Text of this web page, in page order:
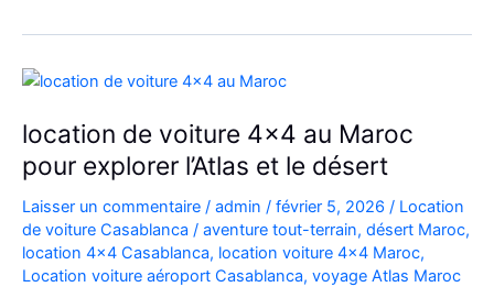
Casablanca
location de voiture 4×4 au Maroc
pour explorer l’Atlas et le désert
Laisser un commentaire / admin / février 5, 2026 / Location
de voiture Casablanca / aventure tout-terrain, désert Maroc,
location 4x4 Casablanca, location voiture 4x4 Maroc,
Location voiture aéroport Casablanca, voyage Atlas Maroc